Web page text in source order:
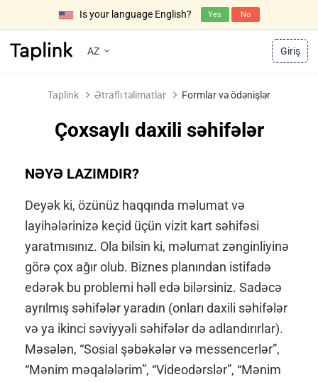
Is your language English? Yes No
AZ Giriş
Taplink Ətraflı təlimatlar Formlar və ödənişlər
Çoxsaylı daxili səhifələr
NƏYƏ LAZIMDIR?
Deyək ki, özünüz haqqında məlumat və
layihələrinizə keçid üçün vizit kart səhifəsi
yaratmısınız. Ola bilsin ki, məlumat zənginliyinə
görə çox ağır olub. Biznes planından istifadə
edərək bu problemi həll edə bilərsiniz. Sadəcə
ayrılmış səhifələr yaradın (onları daxili səhifələr
və ya ikinci səviyyəli səhifələr də adlandırırlar).
Məsələn, “Sosial şəbəkələr və messencerlər”,
“Mənim məqalələrim”, “Videodərslər”, “Mənim